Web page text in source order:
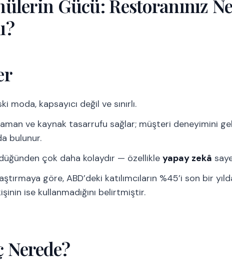
Gücü: Restoranınız
moda, kapsayıcı değil ve sınırlı.
ve kaynak tasarrufu sağlar; müşteri deneyimini
bulunur.
çok daha kolaydır — özellikle yapay zekâ
göre, ABD’deki katılımcıların %45’i son bir
ise kullanmadığını belirtmiştir.
Nerede?